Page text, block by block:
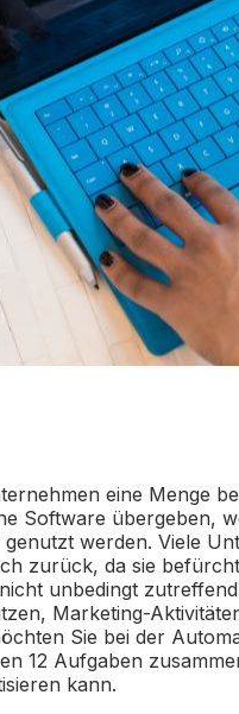
eine Menge
Software übergeben,
werden. Viele
zurück, da sie
unbedingt
Marketing-
Sie bei der
12 Aufgaben
kann.